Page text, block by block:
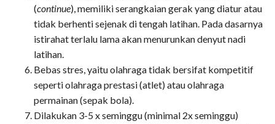
(continue), memiliki serangkaian gerak yang diatur atau
tidak berhenti sejenak di tengah latihan. Pada dasarnya
istirahat terlalu lama akan menurunkan denyut nadi
latihan.
Bebas stres, yaitu olahraga tidak bersifat kompetitif
seperti olahraga prestasi (atlet) atau olahraga
permainan (sepak bola).
Dilakukan 3-5 x seminggu (minimal 2x seminggu)